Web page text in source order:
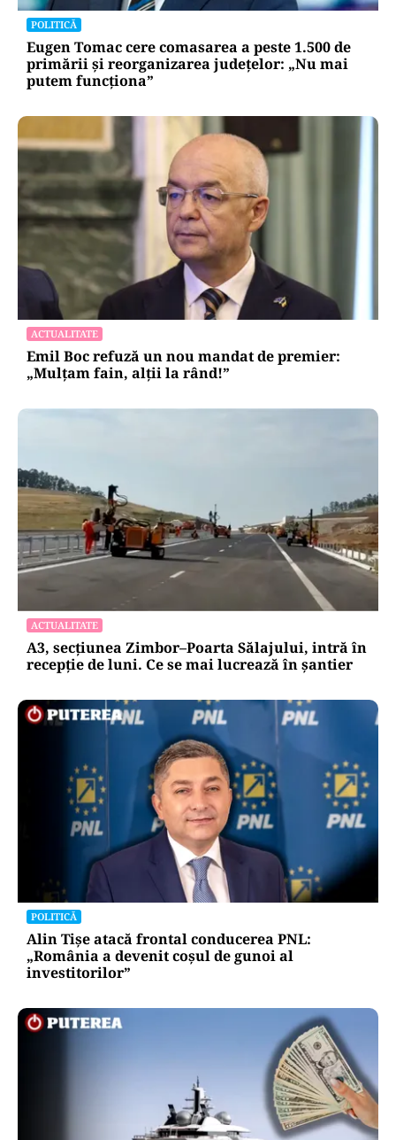
POLITICĂ
Eugen Tomac cere comasarea a peste 1.500 de
primării și reorganizarea județelor: „Nu mai
putem funcționa”
ACTUALITATE
Emil Boc refuză un nou mandat de premier:
„Mulțam fain, alții la rând!”
ACTUALITATE
A3, secțiunea Zimbor–Poarta Sălajului, intră în
recepție de luni. Ce se mai lucrează în șantier
POLITICĂ
Alin Tișe atacă frontal conducerea PNL:
„România a devenit coșul de gunoi al
investitorilor”